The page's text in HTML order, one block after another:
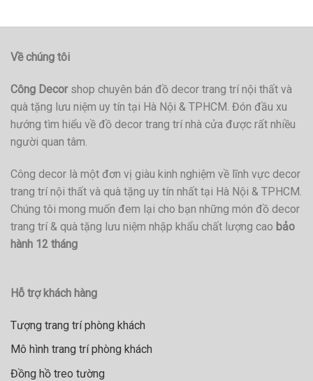
Về chúng tôi
Công Decorshop chuyên bán đồ decor trang trí nội thất và
quà tặng lưu niệm uy tín tại Hà Nội & TPHCM. Đón đầu xu
hướng tìm hiểu về đồ decor trang trí nhà cửa được rất nhiều
người quan tâm.
Công decor là một đơn vị giàu kinh nghiệm về lĩnh vực decor
trang trí nội thất và quà tặng uy tín nhất tại Hà Nội & TPHCM.
Chúng tôi mong muốn đem lại cho bạn những món đồ decor
trang trí & quà tặng lưu niệm nhập khẩu chất lượng cao bảo
hành 12 tháng
Hỗ trợ khách hàng
Tượng trang trí phòng khách
Mô hình trang trí phòng khách
Đồng hồ treo tường